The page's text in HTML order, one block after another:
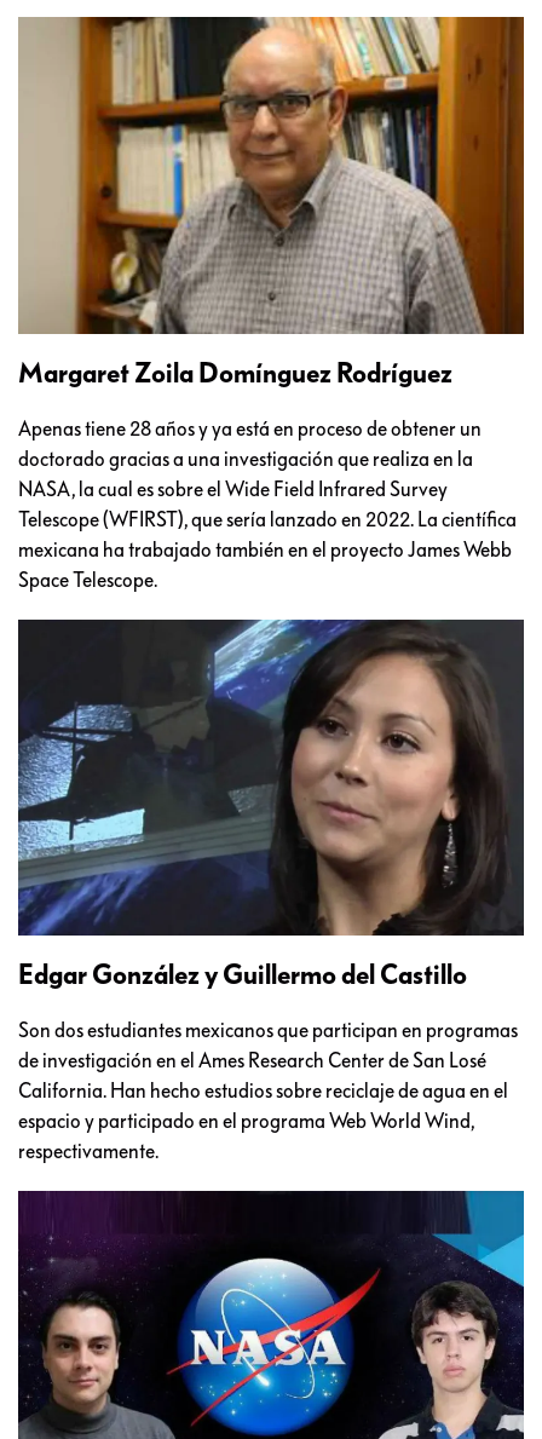
Margaret Zoila Domínguez Rodríguez
Apenas tiene 28 años y ya está en proceso de obtener un
doctorado gracias a una investigación que realiza en la
NASA, la cual es sobre el Wide Field Infrared Survey
Telescope (WFIRST), que sería lanzado en 2022. La científica
mexicana ha trabajado también en el proyecto James Webb
Space Telescope.
Edgar González y Guillermo del Castillo
Son dos estudiantes mexicanos que participan en programas
de investigación en el Ames Research Center de San Losé
California. Han hecho estudios sobre reciclaje de agua en el
espacio y participado en el programa Web World Wind,
respectivamente.